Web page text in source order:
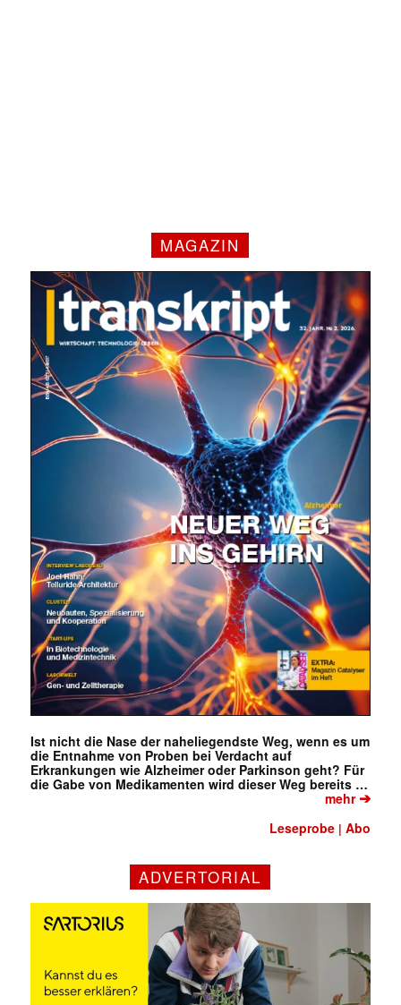
MAGAZIN
Ist nicht die Nase der naheliegendste Weg, wenn es um
die Entnahme von Proben bei Verdacht auf
Erkrankungen wie Alzheimer oder Parkinson geht? Für
die Gabe von Medikamenten wird dieser Weg bereits …
mehr➔
Leseprobe |Abo
ADVERTORIAL